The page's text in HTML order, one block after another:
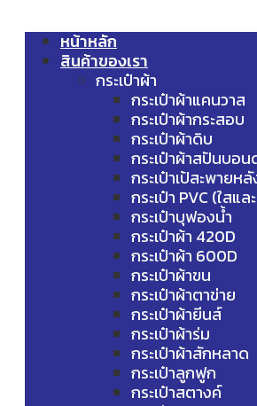
หน้าหลัก
สินค้าของเรา
กระเป๋าผ้า
กระเป๋าผ้าแคนวาส
กระเป๋าผ้ากระสอบ
กระเป๋าผ้าดิบ
กระเป๋าผ้าสปันบอน
กระเป๋าเป้สะพายหลั
กระเป๋า PVC (ใสแล
กระเป๋าบุฟองน้ำ
กระเป๋าผ้า 420D
กระเป๋าผ้า 600D
กระเป๋าผ้าขน
กระเป๋าผ้าตาข่าย
กระเป๋าผ้ายีนส์
กระเป๋าผ้าร่ม
กระเป๋าผ้าสักหลาด
กระเป๋าลูกฟูก
กระเป๋าสตางค์